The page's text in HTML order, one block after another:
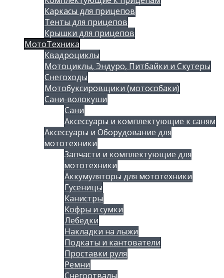
Каркасы для прицепов
Тенты для прицепов
Крышки для прицепов
МотоТехника
Квадроциклы
Мотоциклы, Эндуро, Питбайки и Скутеры
Снегоходы
Мотобуксировщики (мотособаки)
Сани-волокуши
Сани
Аксессуары и комплектующие к саням
Аксессуары и Оборудование для
мототехники
Запчасти и комплектующие для
мототехники
Аккумуляторы для мототехники
Гусеницы
Канистры
Кофры и сумки
Лебедки
Накладки на лыжи
Подкаты и кантователи
Проставки руля
Ремни
Снегоотвалы